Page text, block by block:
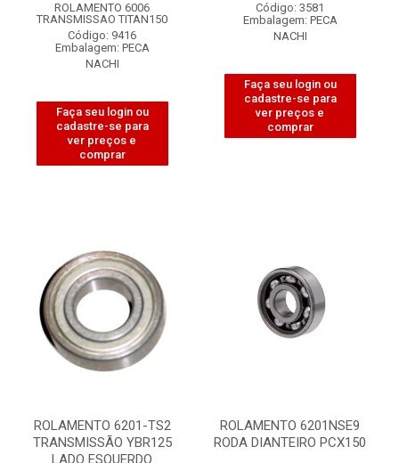
ROLAMENTO 6006
TRANSMISSAO TITAN150
Código: 9416
Embalagem: PECA
NACHI
Faça seu login ou
cadastre-se para
ver preços e
comprar
Código: 3581
Embalagem: PECA
NACHI
Faça seu login ou
cadastre-se para
ver preços e
comprar
ROLAMENTO 6201-TS2
TRANSMISSÃO YBR125
LADO ESQUERDO
ROLAMENTO 6201NSE9
RODA DIANTEIRO PCX150